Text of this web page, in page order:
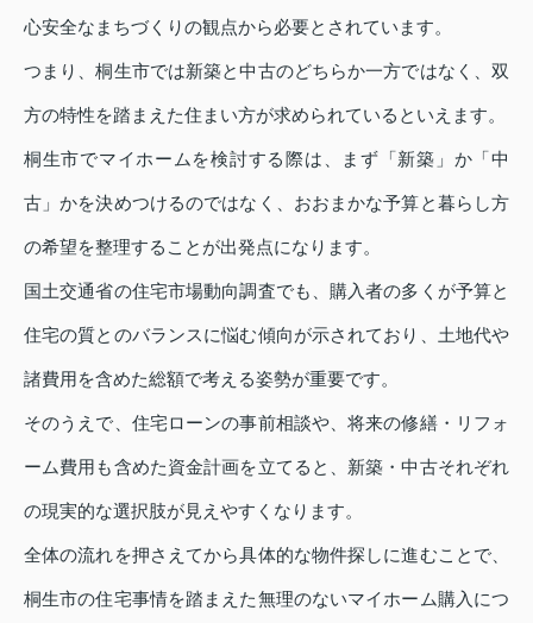
心安全なまちづくりの観点から必要とされています。
つまり、桐生市では新築と中古のどちらか一方ではなく、双
方の特性を踏まえた住まい方が求められているといえます。
桐生市でマイホームを検討する際は、まず「新築」か「中
古」かを決めつけるのではなく、おおまかな予算と暮らし方
の希望を整理することが出発点になります。
国土交通省の住宅市場動向調査でも、購入者の多くが予算と
住宅の質とのバランスに悩む傾向が示されており、土地代や
諸費用を含めた総額で考える姿勢が重要です。
そのうえで、住宅ローンの事前相談や、将来の修繕・リフォ
ーム費用も含めた資金計画を立てると、新築・中古それぞれ
の現実的な選択肢が見えやすくなります。
全体の流れを押さえてから具体的な物件探しに進むことで、
桐生市の住宅事情を踏まえた無理のないマイホーム購入につ